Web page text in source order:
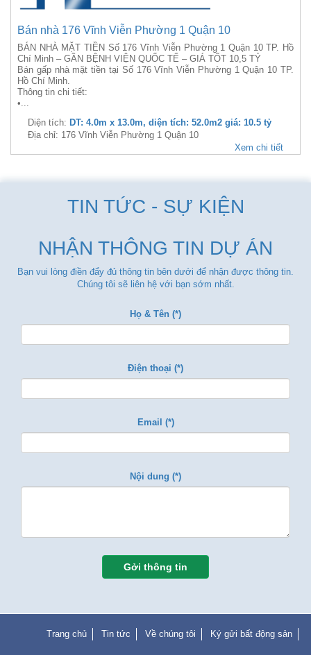
Bán nhà 176 Vĩnh Viễn Phường 1 Quận 10
BÁN NHÀ MẶT TIỀN Số 176 Vĩnh Viễn Phường 1 Quận 10 TP. Hồ
Chí Minh – GẦN BỆNH VIỆN QUỐC TẾ – GIÁ TỐT 10,5 TỶ
Bán gấp nhà mặt tiền tại Số 176 Vĩnh Viễn Phường 1 Quận 10 TP.
Hồ Chí Minh.
Thông tin chi tiết:
•...
Diện tích: DT: 4.0m x 13.0m, diện tích: 52.0m2 giá: 10.5 tỷ
Địa chỉ: 176 Vĩnh Viễn Phường 1 Quận 10
Xem chi tiết
TIN TỨC - SỰ KIỆN
NHẬN THÔNG TIN DỰ ÁN
Bạn vui lòng điền đẩy đủ thông tin bên dưới để nhận được thông tin.
Chúng tôi sẽ liên hệ với bạn sớm nhất.
Họ & Tên (*)
Điện thoại (*)
Email (*)
Nội dung (*)
Gởi thông tin
Trang chủ Tin tức Về chúng tôi Ký gửi bất động sản